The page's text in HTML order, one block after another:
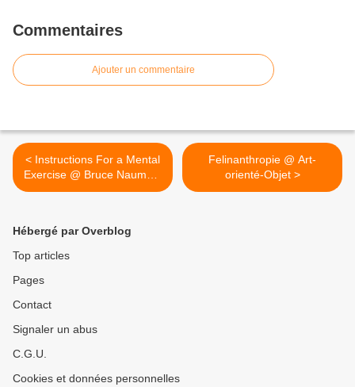
Commentaires
Ajouter un commentaire
< Instructions For a Mental
Exercise @ Bruce Nauman.
1974
Felinanthropie @ Art-
orienté-Objet >
Hébergé par Overblog
Top articles
Pages
Contact
Signaler un abus
C.G.U.
Cookies et données personnelles